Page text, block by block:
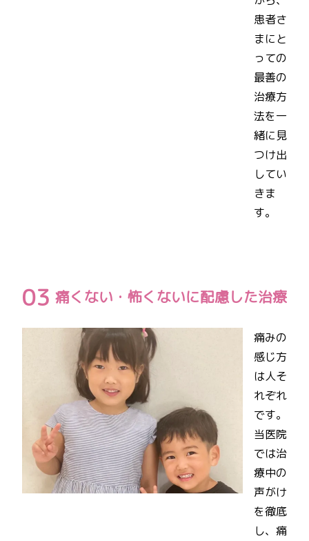
患者さ
まにと
っての
最善の
治療方
法を一
緒に見
つけ出
してい
きま
す。
痛くない・怖くないに配慮した治療
痛みの
感じ方
は人そ
れぞれ
です。
当医院
では治
療中の
声がけ
を徹底
し、痛